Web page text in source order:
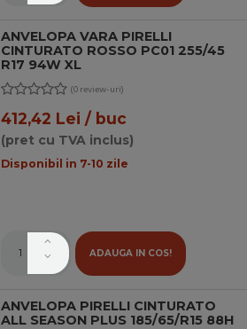
ANVELOPA VARA PIRELLI
CINTURATO ROSSO PC01 255/45
R17 94W XL
(0 review-uri)
412,42 Lei / buc
(pret cu TVA inclus)
Disponibil in 7-10 zile
ADAUGA IN COS!
ANVELOPA PIRELLI CINTURATO
ALL SEASON PLUS 185/65/R15 88H